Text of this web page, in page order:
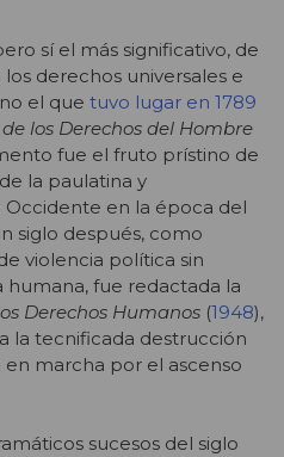
sí el más significativo, de
derechos universales e
el que tuvo lugar en 1789
los Derechos del Hombre
fue el fruto prístino de
la paulatina y
en la época del
siglo después, como
violencia política sin
fue redactada la
Derechos Humanos (1948),
la tecnificada destrucción
marcha por el ascenso
sucesos del siglo